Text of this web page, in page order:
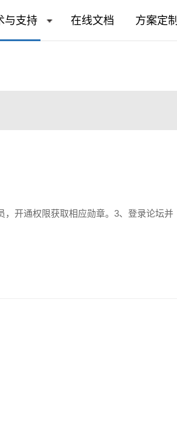
与支持 在线文档 方案定制
，开通权限获取相应勋章。3、登录论坛并